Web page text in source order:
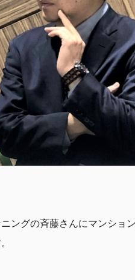
ングの斉藤さんにマンショ